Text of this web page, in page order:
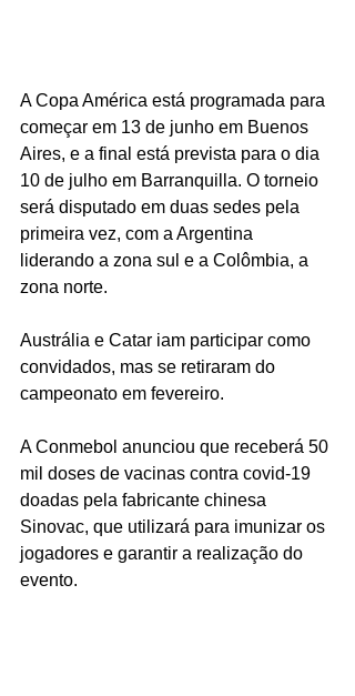
A Copa América está programada para
começar em 13 de junho em Buenos
Aires, e a final está prevista para o dia
10 de julho em Barranquilla. O torneio
será disputado em duas sedes pela
primeira vez, com a Argentina
liderando a zona sul e a Colômbia, a
zona norte.
Austrália e Catar iam participar como
convidados, mas se retiraram do
campeonato em fevereiro.
A Conmebol anunciou que receberá 50
mil doses de vacinas contra covid-19
doadas pela fabricante chinesa
Sinovac, que utilizará para imunizar os
jogadores e garantir a realização do
evento.